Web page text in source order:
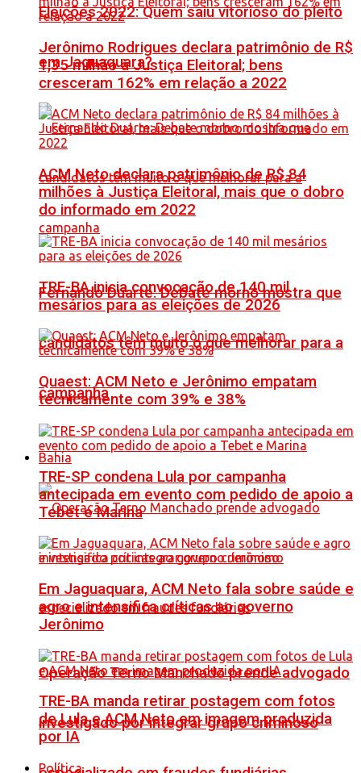
Eleições 2022: Quem saiu vitorioso do pleito
em Jaguaquara?
Fernando Duarte: Debate morno mostra que
candidatos têm muito o que melhorar para a
campanha
Bahia
Operação Terno Manchado prende advogado
investigado por integrar grupo criminoso
Jerônimo Rodrigues declara patrimônio de R$
1,35 milhão à Justiça Eleitoral; bens
cresceram 162% em relação a 2022
ACM Neto declara patrimônio de R$ 84
milhões à Justiça Eleitoral, mais que o dobro
do informado em 2022
TRE-BA inicia convocação de 140 mil
mesários para as eleições de 2026
Quaest: ACM Neto e Jerônimo empatam
tecnicamente com 39% e 38%
TRE-SP condena Lula por campanha
antecipada em evento com pedido de apoio a
Tebet e Marina
Em Jaguaquara, ACM Neto fala sobre saúde e
agro e intensifica críticas ao governo
Jerônimo
TRE-BA manda retirar postagem com fotos
de Lula e ACM Neto em imagem produzida
por IA
Política